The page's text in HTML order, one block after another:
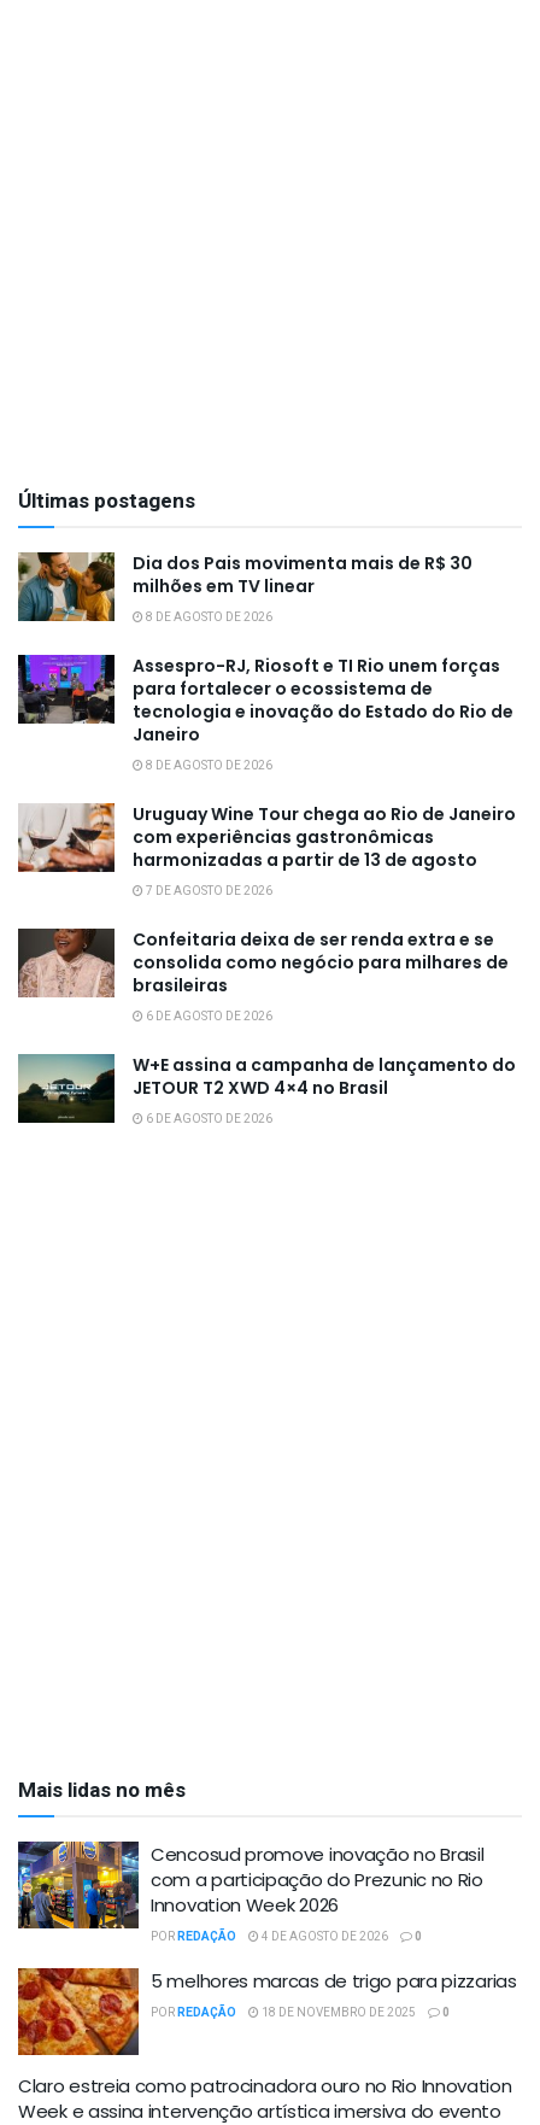
Últimas postagens
Dia dos Pais movimenta mais de R$ 30
milhões em TV linear
8 DE AGOSTO DE 2026
Assespro-RJ, Riosoft e TI Rio unem forças
para fortalecer o ecossistema de
tecnologia e inovação do Estado do Rio de
Janeiro
8 DE AGOSTO DE 2026
Uruguay Wine Tour chega ao Rio de Janeiro
com experiências gastronômicas
harmonizadas a partir de 13 de agosto
7 DE AGOSTO DE 2026
Confeitaria deixa de ser renda extra e se
consolida como negócio para milhares de
brasileiras
6 DE AGOSTO DE 2026
W+E assina a campanha de lançamento do
JETOUR T2 XWD 4×4 no Brasil
6 DE AGOSTO DE 2026
Mais lidas no mês
Cencosud promove inovação no Brasil
com a participação do Prezunic no Rio
Innovation Week 2026
PORREDAÇÃO 4 DE AGOSTO DE 2026 0
5 melhores marcas de trigo para pizzarias
PORREDAÇÃO 18 DE NOVEMBRO DE 2025 0
Claro estreia como patrocinadora ouro no Rio Innovation
Week e assina intervenção artística imersiva do evento